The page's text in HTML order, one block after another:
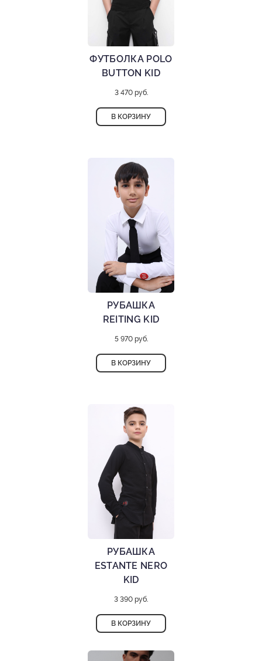
ФУТБОЛКА POLO
BUTTON KID
3 470 руб.
В КОРЗИНУ
РУБАШКА
REITING KID
5 970 руб.
В КОРЗИНУ
РУБАШКА
ESTANTE NERO
KID
3 390 руб.
В КОРЗИНУ